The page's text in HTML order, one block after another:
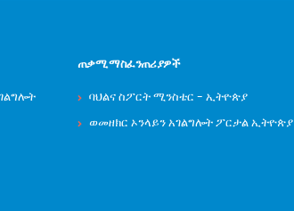
ጠቃሚ ማስፈንጠሪያዎች
ባህልና ስፖርት ሚንስቴር - ኢትዮጵያ
ወመዘክር ኦንላይን አገልግሎት ፖርታል ኢትዮጵያ